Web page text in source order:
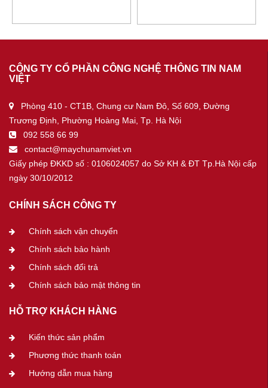
CÔNG TY CỔ PHẦN CÔNG NGHỆ THÔNG TIN NAM
VIỆT
Phòng 410 - CT1B, Chung cư Nam Đô, Số 609, Đường
Trương Định, Phường Hoàng Mai, Tp. Hà Nội
092 558 66 99
contact@maychunamviet.vn
Giấy phép ĐKKD số : 0106024057 do Sở KH & ĐT Tp.Hà Nội cấp
ngày 30/10/2012
CHÍNH SÁCH CÔNG TY
Chính sách vận chuyển
Chính sách bảo hành
Chính sách đổi trả
Chính sách bảo mật thông tin
HỖ TRỢ KHÁCH HÀNG
Kiến thức sản phẩm
Phương thức thanh toán
Hướng dẫn mua hàng